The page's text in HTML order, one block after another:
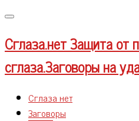
Меню
Сглаза.нетЗащита от
сглаза.Заговоры на
Сглаза нет
Заговоры